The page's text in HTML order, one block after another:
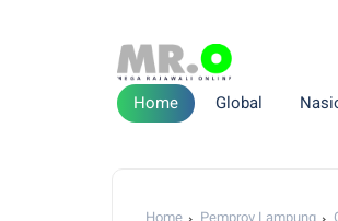
Home Global
Home Pemprov Lampung